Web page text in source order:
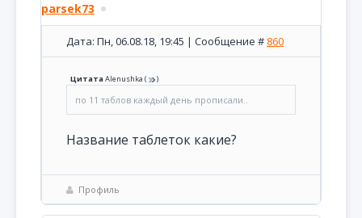
parsek73
Дата: Пн, 06.08.18, 19:45 | Сообщение # 860
ЦитатаAlenushka ( )
по 11 таблов каждый день прописали..
Название таблеток какие?
Профиль